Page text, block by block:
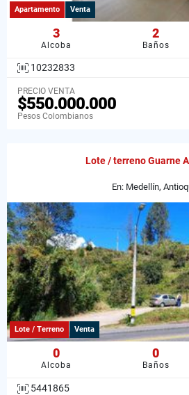
Apartamento Venta
3
Alcoba
2
Baños
10232833
PRECIO VENTA
$550.000.000
Pesos Colombianos
Lote / terreno Guarne
En: Medellín,
Lote / Terreno Venta
0
Alcoba
0
Baños
5441865